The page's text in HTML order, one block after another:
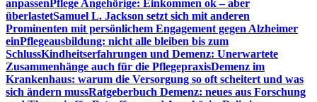
anpassenPflege Angehörige: Einkommen ok – aber
überlastetSamuel L. Jackson setzt sich mit anderen
Prominenten mit persönlichem Engagement gegen Alzheimer
einPflegeausbildung: nicht alle bleiben bis zum
SchlussKindheitserfahrungen und Demenz: Unerwartete
Zusammenhänge auch für die PflegepraxisDemenz im
Krankenhaus: warum die Versorgung so oft scheitert und was
sich ändern mussRatgeberbuch Demenz: neues aus Forschung